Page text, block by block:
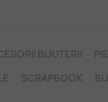
BIJUTERII
SCRAPBOOK